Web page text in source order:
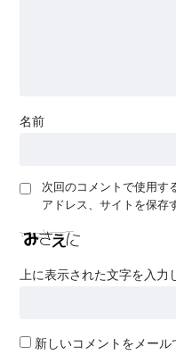
名前
次回のコメントで使用す
アドレス、サイトを保存
上に表示された文字を入力
新しいコメントをメール